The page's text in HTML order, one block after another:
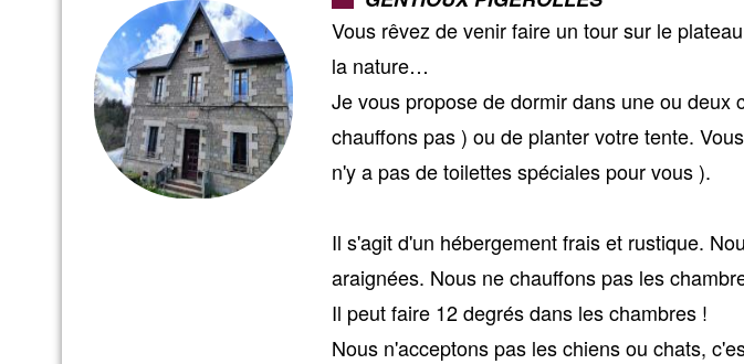
Vous rêvez de venir faire un tour sur le
la nature…
Je vous propose de dormir dans une ou
chauffons pas ) ou de planter votre tente.
n'y a pas de toilettes spéciales pour vous ).
Il s'agit d'un hébergement frais et rustique.
araignées. Nous ne chauffons pas les
Il peut faire 12 degrés dans les chambres !
Nous n'acceptons pas les chiens ou chats,